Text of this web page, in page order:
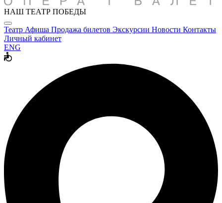
НАШ ТЕАТР ПОБЕДЫ
Театр Афиша Продажа билетов Экскурсии Новости Контакты
Личный кабинет
ENG